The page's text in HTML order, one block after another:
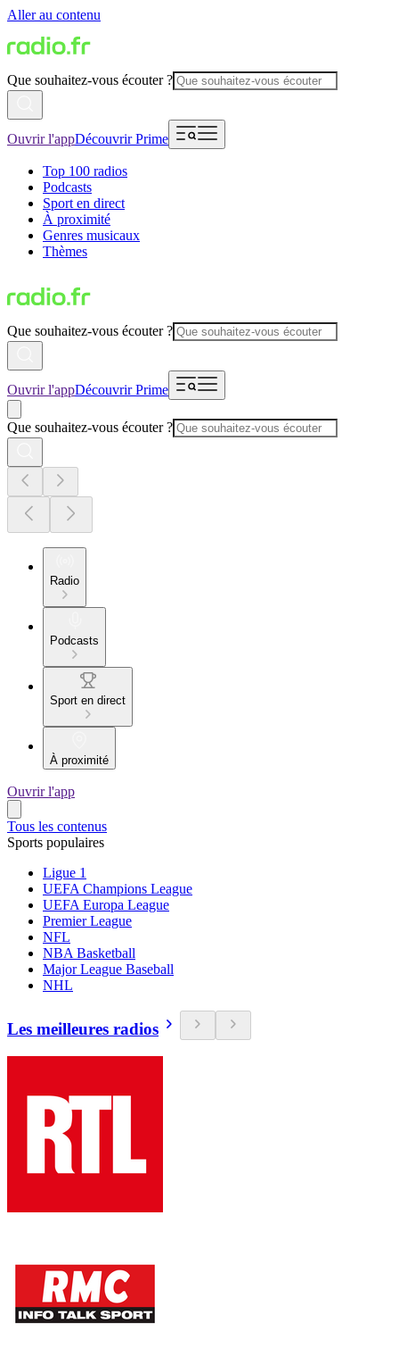
Aller au contenu
Que souhaitez-vous écouter ?
Ouvrir l'appDécouvrir Prime
Top 100 radios
Podcasts
Sport en direct
À proximité
Genres musicaux
Thèmes
Que souhaitez-vous écouter ?
Ouvrir l'appDécouvrir Prime
Que souhaitez-vous écouter ?
Radio
Podcasts
Sport en direct
À proximité
Ouvrir l'app
Tous les contenus
Sports populaires
Ligue 1
UEFA Champions League
UEFA Europa League
Premier League
NFL
NBA Basketball
Major League Baseball
NHL
Les meilleures radios